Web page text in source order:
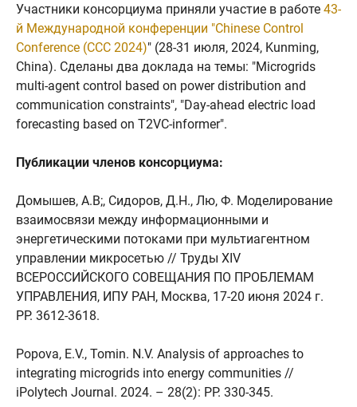
Участники консорциума приняли участие в работе 43-
й Международной конференции "Chinese Control
Conference (CCC 2024)" (28-31 июля, 2024, Kunming,
China). Сделаны два доклада на темы: "Microgrids
multi-agent control based on power distribution and
communication constraints", "Day-ahead electric load
forecasting based on T2VC-informer".
Публикации членов консорциума:
Домышев, А.В;, Сидоров, Д.Н., Лю, Ф. Моделирование
взаимосвязи между информационными и
энергетическими потоками при мультиагентном
управлении микросетью // Труды XIV
ВСЕРОССИЙСКОГО СОВЕЩАНИЯ ПО ПРОБЛЕМАМ
УПРАВЛЕНИЯ, ИПУ РАН, Москва, 17-20 июня 2024 г.
PР. 3612-3618.
Popova, E.V., Tomin. N.V. Analysis of approaches to
integrating microgrids into energy communities //
iPolytech Journal. 2024. – 28(2): PP. 330-345.